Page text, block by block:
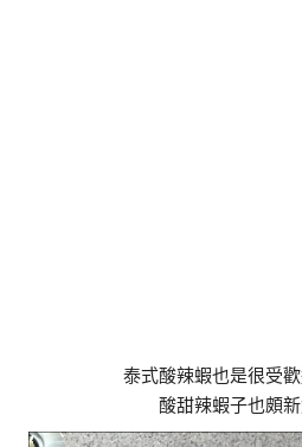
泰式酸辣蝦也是很受歡
酸甜辣蝦子也頗